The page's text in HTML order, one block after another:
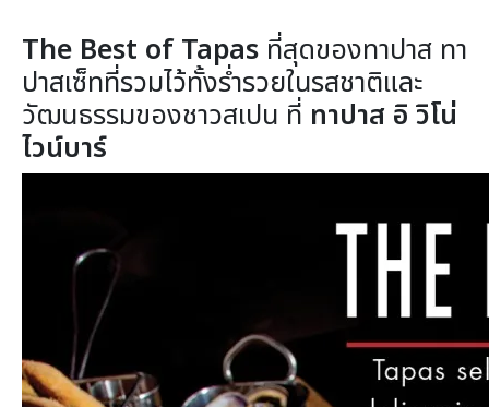
The Best of Tapas ที่สุดของทาปาส ทา
ปาสเซ็ทที่รวมไว้ทั้งร่ำรวยในรสชาติและ
วัฒนธรรมของชาวสเปน ที่ ทาปาส อิ วิโน่
ไวน์บาร์